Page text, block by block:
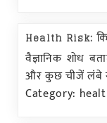
Health Risk:
वैज्ञानिक शोध
और कुछ चीजें लंबे
Category: